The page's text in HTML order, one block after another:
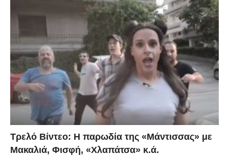
Τρελό Βίντεο: H παρωδία της «Μάντισσας» με
Μακαλιά, Φισφή, «Χλαπάτσα» κ.ά.